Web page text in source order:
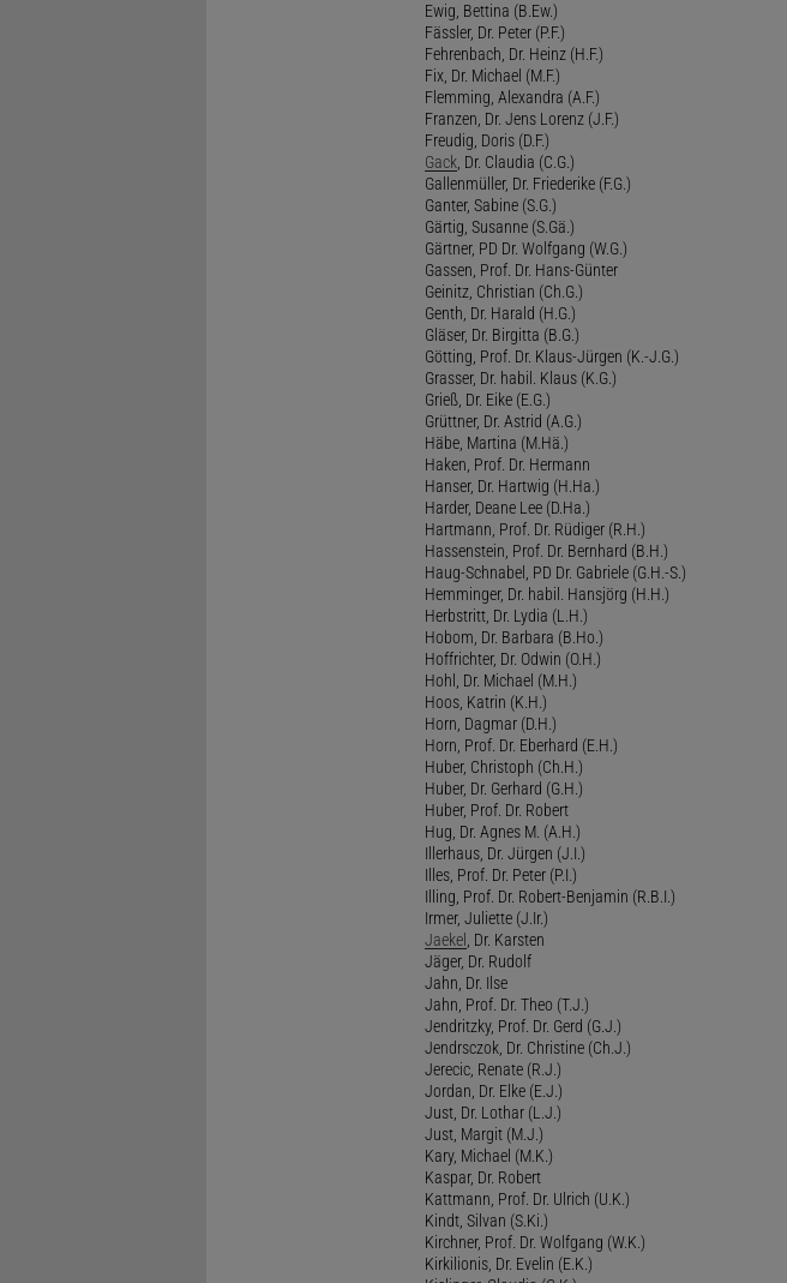
Ewig, Bettina (B.Ew.)
Fässler, Dr. Peter (P.F.)
Fehrenbach, Dr. Heinz (H.F.)
Fix, Dr. Michael (M.F.)
Flemming, Alexandra (A.F.)
Franzen, Dr. Jens Lorenz (J.F.)
Freudig, Doris (D.F.)
Gack, Dr. Claudia (C.G.)
Gallenmüller, Dr. Friederike (F.G.)
Ganter, Sabine (S.G.)
Gärtig, Susanne (S.Gä.)
Gärtner, PD Dr. Wolfgang (W.G.)
Gassen, Prof. Dr. Hans-Günter
Geinitz, Christian (Ch.G.)
Genth, Dr. Harald (H.G.)
Gläser, Dr. Birgitta (B.G.)
Götting, Prof. Dr. Klaus-Jürgen (K.-J.G.)
Grasser, Dr. habil. Klaus (K.G.)
Grieß, Dr. Eike (E.G.)
Grüttner, Dr. Astrid (A.G.)
Häbe, Martina (M.Hä.)
Haken, Prof. Dr. Hermann
Hanser, Dr. Hartwig (H.Ha.)
Harder, Deane Lee (D.Ha.)
Hartmann, Prof. Dr. Rüdiger (R.H.)
Hassenstein, Prof. Dr. Bernhard (B.H.)
Haug-Schnabel, PD Dr. Gabriele (G.H.-S.)
Hemminger, Dr. habil. Hansjörg (H.H.)
Herbstritt, Dr. Lydia (L.H.)
Hobom, Dr. Barbara (B.Ho.)
Hoffrichter, Dr. Odwin (O.H.)
Hohl, Dr. Michael (M.H.)
Hoos, Katrin (K.H.)
Horn, Dagmar (D.H.)
Horn, Prof. Dr. Eberhard (E.H.)
Huber, Christoph (Ch.H.)
Huber, Dr. Gerhard (G.H.)
Huber, Prof. Dr. Robert
Hug, Dr. Agnes M. (A.H.)
Illerhaus, Dr. Jürgen (J.I.)
Illes, Prof. Dr. Peter (P.I.)
Illing, Prof. Dr. Robert-Benjamin (R.B.I.)
Irmer, Juliette (J.Ir.)
Jaekel
, Dr. Karsten
Jäger, Dr. Rudolf
Jahn, Dr. Ilse
Jahn, Prof. Dr. Theo (T.J.)
Jendritzky, Prof. Dr. Gerd (G.J.)
Jendrsczok, Dr. Christine (Ch.J.)
Jerecic, Renate (R.J.)
Jordan, Dr. Elke (E.J.)
Just, Dr. Lothar (L.J.)
Just, Margit (M.J.)
Kary, Michael (M.K.)
Kaspar, Dr. Robert
Kattmann, Prof. Dr. Ulrich (U.K.)
Kindt, Silvan (S.Ki.)
Kirchner, Prof. Dr. Wolfgang (W.K.)
Kirkilionis, Dr. Evelin (E.K.)